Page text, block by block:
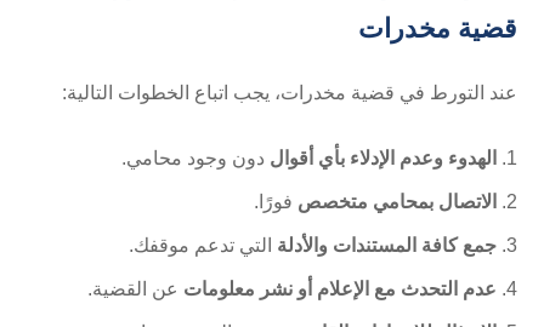
قضية مخدرات
عند التورط في قضية مخدرات، يجب اتباع الخطوات التالية:
الهدوء وعدم الإدلاء بأي أقوال دون وجود محامي.
الاتصال بمحامي متخصص فورًا.
جمع كافة المستندات والأدلة التي تدعم موقفك.
عدم التحدث مع الإعلام أو نشر معلومات عن القضية.